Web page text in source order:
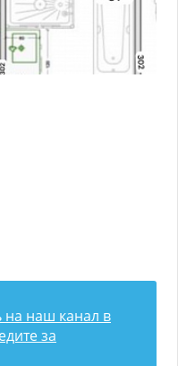
на наш канал в
за